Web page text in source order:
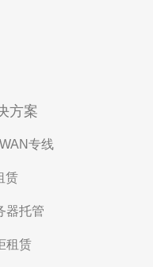
方案
专线
赁
器托管
租赁